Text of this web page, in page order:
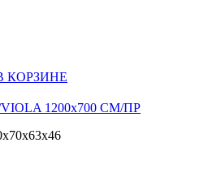
КОРЗИНЕ
1200х700 СМ/ПР